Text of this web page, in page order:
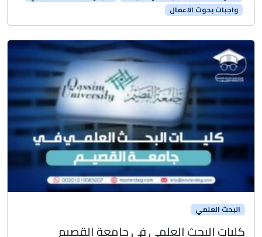
واجبات بحوث الاعمال
البحث العلمي
كليات البحث العلمي في جامعة القصيم